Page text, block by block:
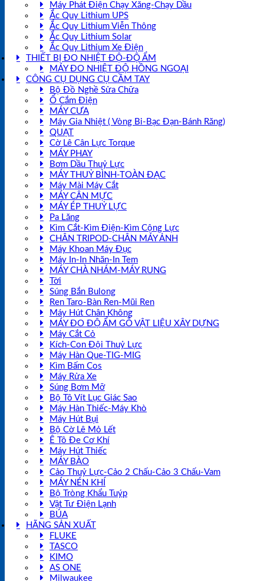
Máy Phát Điện Chạy Xăng-Chạy Dầu
Ắc Quy Lithium UPS
Ắc Quy Lithium Viễn Thông
Ắc Quy Lithium Solar
Ắc Quy Lithium Xe Điện
THIẾT BỊ ĐO NHIỆT ĐỘ-ĐỘ ẨM
MÁY ĐO NHIỆT ĐỘ HỒNG NGOẠI
CÔNG CỤ DỤNG CỤ CẦM TAY
Bộ Đồ Nghề Sửa Chữa
Ổ Cắm Điện
MÁY CƯA
Máy Gia Nhiệt ( Vòng Bi-Bạc Đạn-Bánh Răng)
QUẠT
Cờ Lê Cân Lực Torque
MÁY PHAY
Bơm Dầu Thuỷ Lực
MÁY THUỶ BÌNH-TOÀN ĐẠC
Máy Mài Máy Cắt
MÁY CÂN MỰC
MÁY ÉP THUỶ LỰC
Pa Lăng
Kìm Cắt-Kìm Điện-Kìm Cộng Lực
CHÂN TRIPOD-CHÂN MÁY ẢNH
Máy Khoan Máy Đục
Máy In-In Nhãn-In Tem
MÁY CHÀ NHÁM-MÁY RUNG
Tời
Súng Bắn Bulong
Ren Taro-Bàn Ren-Mũi Ren
Máy Hút Chân Không
MÁY ĐO ĐỘ ẨM GỖ VẬT LIỆU XÂY DỰNG
Máy Cắt Cỏ
Kích-Con Đội Thuỷ Lực
Máy Hàn Que-TIG-MIG
Kìm Bấm Cos
Máy Rửa Xe
Súng Bơm Mỡ
Bộ Tô Vít Lục Giác Sao
Máy Hàn Thiếc-Máy Khò
Máy Hút Bụi
Bộ Cờ Lê Mỏ Lết
Ê Tô Đe Cơ Khí
Máy Hút Thiếc
MÁY BÀO
Cảo Thuỷ Lực-Cảo 2 Chấu-Cảo 3 Chấu-Vam
MÁY NÉN KHÍ
Bộ Tròng Khẩu Tuýp
Vật Tư Điện Lạnh
BÚA
HÃNG SẢN XUẤT
FLUKE
TASCO
KIMO
AS ONE
Milwaukee